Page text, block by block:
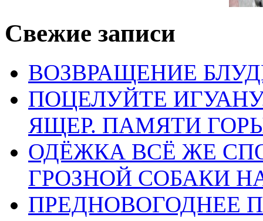
Свежие записи
ВОЗВРАЩЕНИЕ
ПОЦЕЛУЙТЕ
ЯЩЕР. ПАМЯТИ
ОДЁЖКА ВСЁ ЖЕ
ГРОЗНОЙ СОБАКИ
ПРЕДНОВОГОДНЕЕ